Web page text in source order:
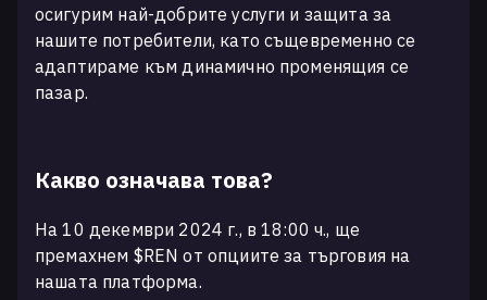
осигурим най-добрите услуги и защита за
нашите потребители, като същевременно се
адаптираме към динамично променящия се
пазар.
Какво означава това?
На 10 декември 2024 г., в 18:00 ч., ще
премахнем $REN от опциите за търговия на
нашата платформа.